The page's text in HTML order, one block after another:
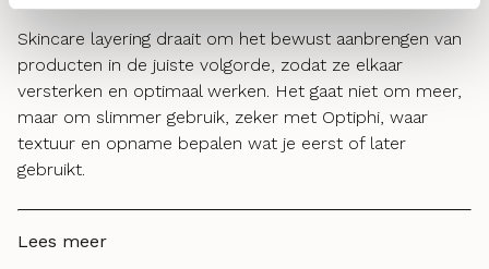
Skincare layering draait om het bewust aanbrengen van
producten in de juiste volgorde, zodat ze elkaar
versterken en optimaal werken. Het gaat niet om meer,
maar om slimmer gebruik, zeker met Optiphi, waar
textuur en opname bepalen wat je eerst of later
gebruikt.
Lees meer